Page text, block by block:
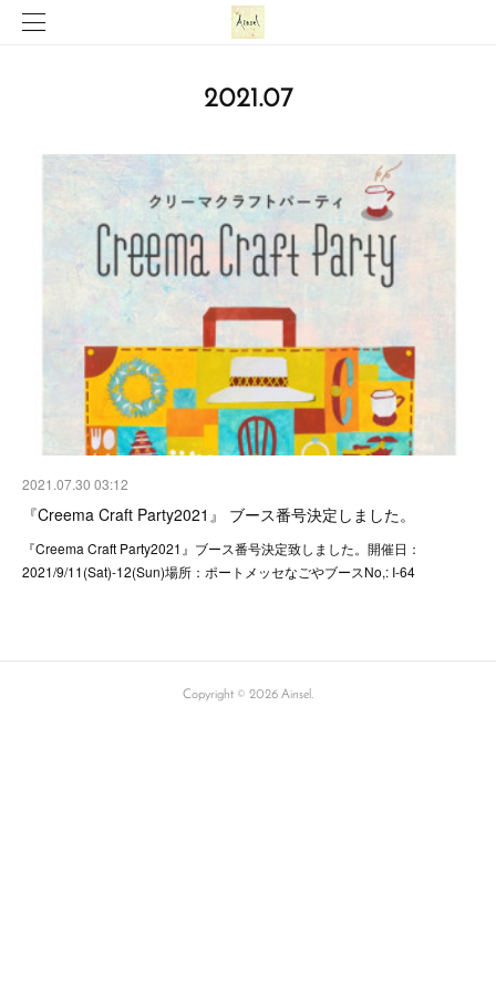
2021.07
2021.07.30 03:12
『Creema Craft Party2021』 ブース番号決定しました。
『Creema Craft Party2021』ブース番号決定致しました。開催日：
2021/9/11(Sat)-12(Sun)場所：ポートメッセなごやブースNo,: I-64
Copyright © 2026 Ainsel .